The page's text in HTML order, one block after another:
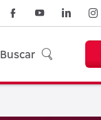
Buscar